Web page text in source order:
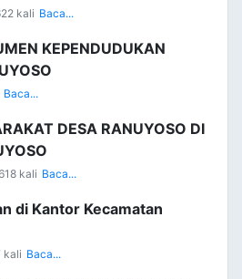
kali Baca...
KEPENDUDUKAN
Baca...
DESA RANUYOSO DI
kali Baca...
di Kantor Kecamatan
kali Baca...